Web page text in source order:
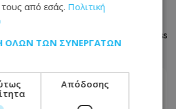
από εσάς. Πολιτική
ΌΛΩΝ ΤΩΝ ΣΥΝΕΡΓΑΤΏΝ
Απόδοσης